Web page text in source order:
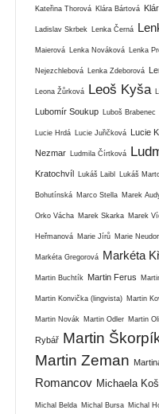
Kateřina Thorová Klára Bártová
Ladislav Skrbek Lenka Černá
Maierová Lenka Nováková Lenka
Nejezchlebová Lenka Zdeborová
Leona Žůrková Leoš Kyša
Lubomír Soukup Luboš Brabenec
Lucie Hrdá Lucie Juřičková Lucie
Nezmar Ludmila Čírtková
Kratochvíl Lukáš Laibl Lukáš
Bohutínská Marco Stella Marek
Orko Vácha Marek Skarka Marek
Heřmanová Marie Jírů Marie
Markéta Gregorová Markéta
Martin Buchtík Martin Ferus
Martin Konvička (lingvista) Martin
Martin Novák Martin Odler Martin
Rybář Martin
Martin Zeman
Romancov Michaela
Michal Belda Michal Bursa Michal